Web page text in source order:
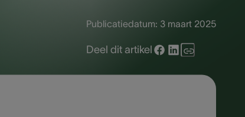
Publicatiedatum: 3 maart 2025
Deel dit artikel